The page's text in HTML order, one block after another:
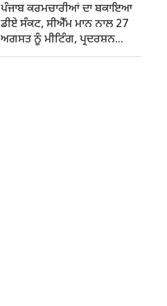
ਪੰਜਾਬ ਕਰਮਚਾਰੀਆਂ ਦਾ ਬਕਾਇਆ
ਡੀਏ ਸੰਕਟ, ਸੀਐੱਮ ਮਾਨ ਨਾਲ 27
ਅਗਸਤ ਨੂੰ ਮੀਟਿੰਗ, ਪ੍ਰਦਰਸ਼ਨ
ਦੌਰਾਨ ਪੁਲਿਸ ਨਾਲ ਝੜਪ